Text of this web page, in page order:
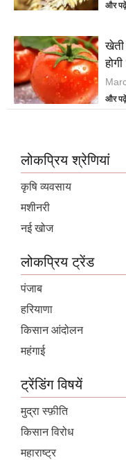
और
खेती
और
लोकप्रिय श्रेणियां
कृषि व्यवसाय
मशीनरी
नई खोज
लोकप्रिय ट्रेंड
पंजाब
हरियाणा
किसान आंदोलन
महंगाई
ट्रेंडिंग विषयें
मुद्रा स्फ़ीति
किसान विरोध
महाराष्ट्र